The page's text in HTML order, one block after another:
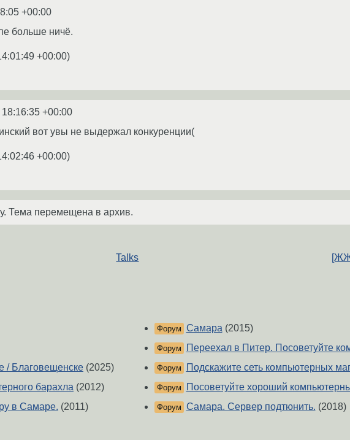
+00:00
больше ничё.
+00:00)
+00:00
вот увы не выдержал конкуренции(
+00:00)
Тема перемещена в архив.
Talks
/ Благовещенске (2025)
барахла (2012)
в Самаре. (2011)
Форум Самара (2015)
Форум Переехал в Питер. Посоветуйте
Форум Подскажите сеть компьютерных
Форум Посоветуйте хороший
Форум Самара. Сервер подтюнить. (2018)